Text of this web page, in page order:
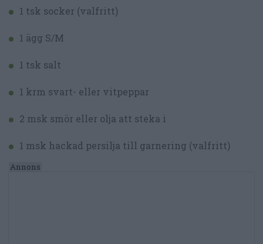
1 tsk socker (valfritt)
1 ägg S/M
1 tsk salt
1 krm svart- eller vitpeppar
2 msk smör eller olja att steka i
1 msk hackad persilja till garnering (valfritt)